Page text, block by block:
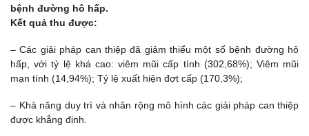
bệnh đường hô hấp.
Kết quả thu được:
– Các giải pháp can thiệp đã giảm thiểu một số bệnh đường hô
hấp, với tỷ lệ khá cao: viêm mũi cấp tính (302,68%); Viêm mũi
mạn tính (14,94%); Tỷ lệ xuất hiện đợt cấp (170,3%);
– Khả năng duy trì và nhân rộng mô hình các giải pháp can thiệp
được khẳng định.